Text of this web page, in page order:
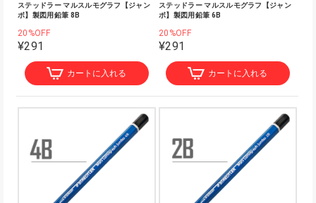
ステッドラー マルスルモグラフ【ジャン
ボ】製図用鉛筆 8B
20%OFF
¥291
カートに入れる
ステッドラー マルスルモグラフ【ジャン
ボ】製図用鉛筆 6B
20%OFF
¥291
カートに入れる